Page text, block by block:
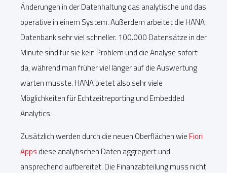
Änderungen in der Datenhaltung das analytische und das
operative in einem System. Außerdem arbeitet die HANA
Datenbank sehr viel schneller. 100.000 Datensätze in der
Minute sind für sie kein Problem und die Analyse sofort
da, während man früher viel länger auf die Auswertung
warten musste. HANA bietet also sehr viele
Möglichkeiten für Echtzeitreporting und Embedded
Analytics.
Zusätzlich werden durch die neuen Oberflächen wie Fiori
Apps diese analytischen Daten aggregiert und
ansprechend aufbereitet. Die Finanzabteilung muss nicht